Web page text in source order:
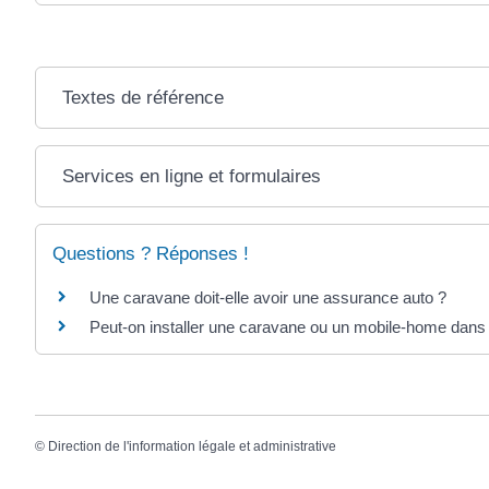
Textes de référence
Services en ligne et formulaires
Questions ? Réponses !
Une caravane doit-elle avoir une assurance auto ?
Peut-on installer une caravane ou un mobile-home
© Direction de l'information légale et administrative